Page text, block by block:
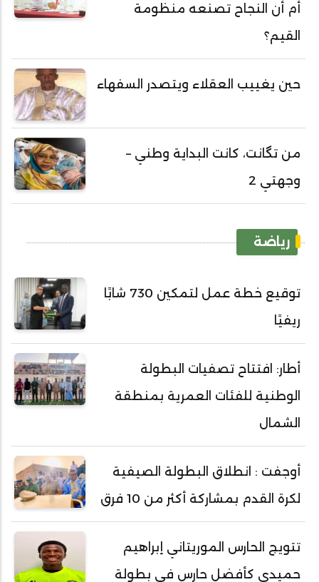
أم أن النجاح تصنعه منظومة
القيم؟
حين يغييب العقلاء ويتصدر السفهاء
من تگانت، كانت البداية وطني –
وجهتي 2
رياضة
توقيع خطة عمل لتمكين 730 شابًا
ريفيًا
أطار: افتتاح تصفيات البطولة
الوطنية للفئات العمرية بمنطقة
الشمال
أوجفت : انطلاق البطولة الصيفية
لكرة القدم بمشاركة أكثر من 10 فرق
تتويج الحارس الموريتاني إبراهيم
حميدي كأفضل حارس في بطولة